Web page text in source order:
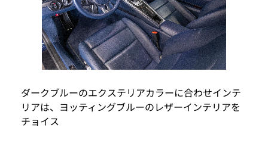
ダークブルーのエクステリアカラーに合わせインテ
リアは、ヨッティングブルーのレザーインテリアを
チョイス